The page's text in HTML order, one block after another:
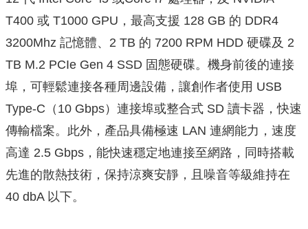
T400 或 T1000 GPU，最高支援 128 GB 的 DDR4
3200Mhz 記憶體、2 TB 的 7200 RPM HDD 硬碟及 2
TB M.2 PCIe Gen 4 SSD 固態硬碟。機身前後的連接
埠，可輕鬆連接各種周邊設備， 讓創作者使用 USB
Type-C（10 Gbps）連接埠或整合式 SD 讀卡器，快速
傳輸檔案。此外，產品具備極速 LAN 連網能力，速度
高達 2.5 Gbps，能快速穩定地連接至網路，同時搭載
先進的散熱技術， 保持涼爽安靜，且噪音等級維持在
40 dbA 以下。